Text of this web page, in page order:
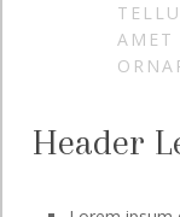
AMET
Header